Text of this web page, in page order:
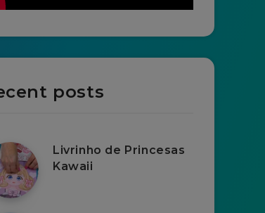
posts
Livrinho de Princesas
Kawaii